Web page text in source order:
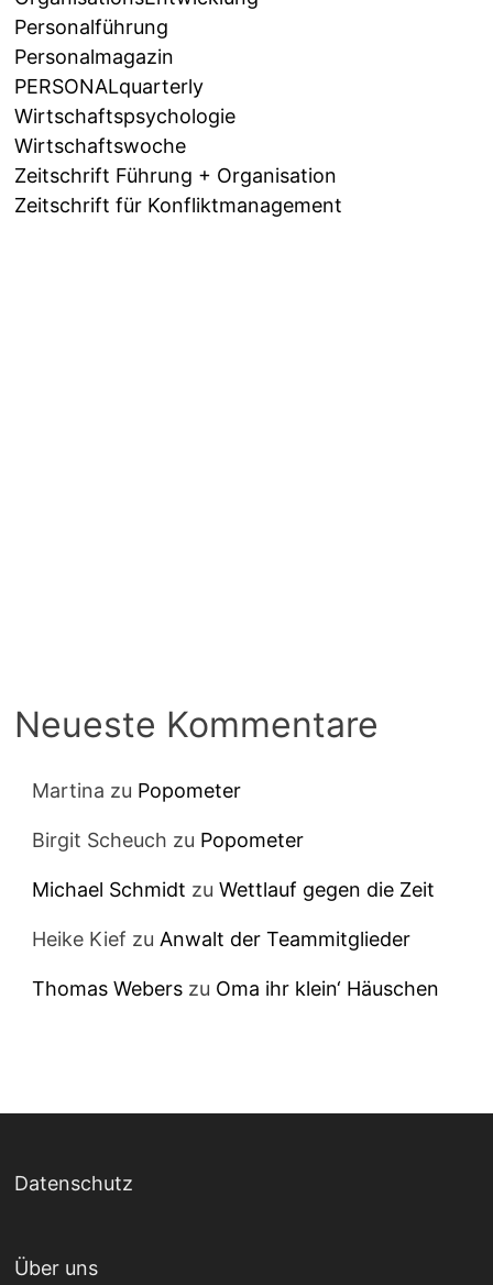
Personalführung
Personalmagazin
PERSONALquarterly
Wirtschaftspsychologie
Wirtschaftswoche
Zeitschrift Führung + Organisation
Zeitschrift für Konfliktmanagement
Neueste Kommentare
Martina zu Popometer
Birgit Scheuch zu Popometer
Michael Schmidt zuWettlauf gegen die Zeit
Heike Kief zu Anwalt der Teammitglieder
Thomas Webers zu Oma ihr klein‘ Häuschen
Datenschutz
Über uns